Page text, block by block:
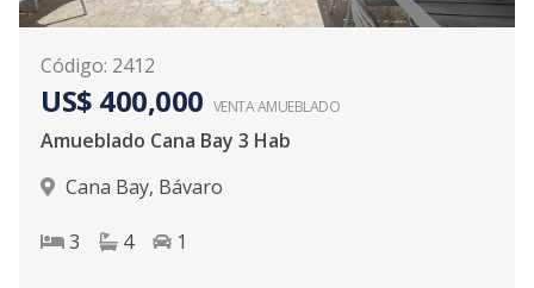
Código: 2412
US$ 400,000 VENTA AMUEBLADO
Amueblado Cana Bay 3 Hab
Cana Bay, Bávaro
3 4 1